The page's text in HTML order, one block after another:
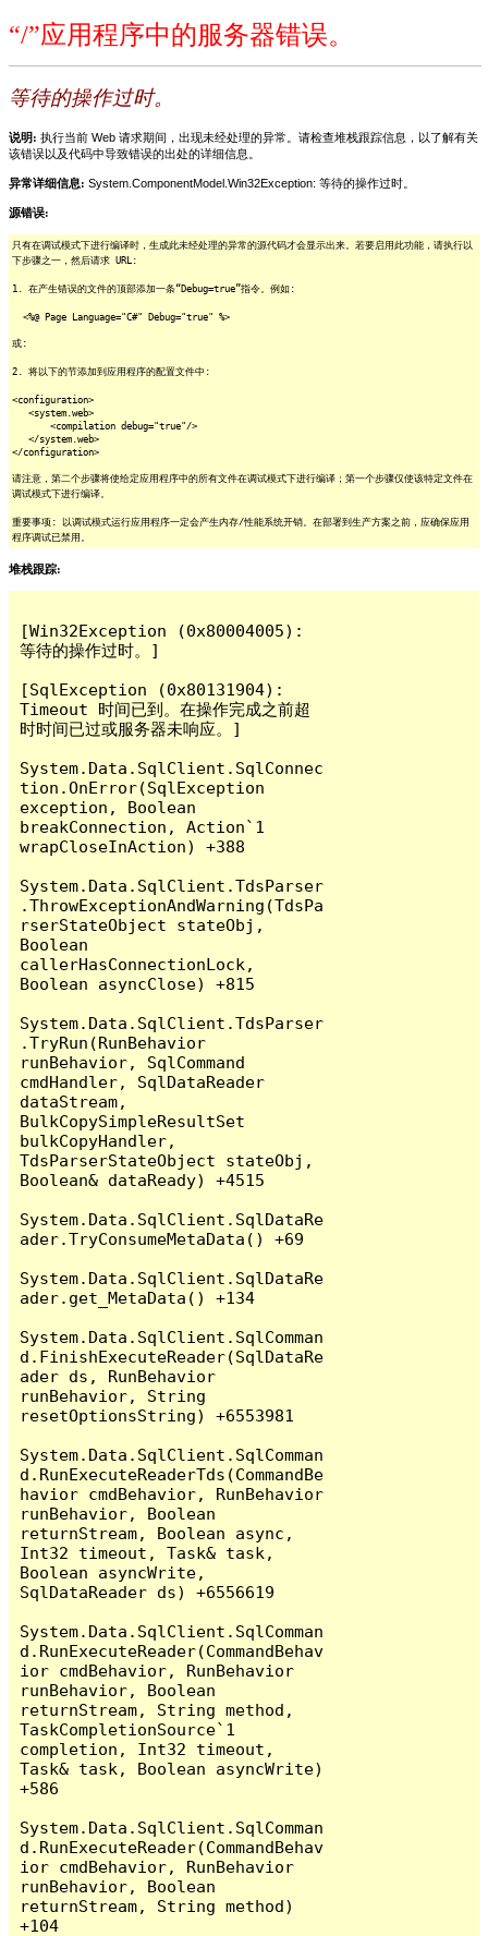
“/”应用程序中的服务器错误。
等待的操作过时。
说明: 执行当前 Web 请求期间，出现未经处理的异常。请检查堆栈跟踪信息，以了解有关
该错误以及代码中导致错误的出处的详细信息。
异常详细信息: System.ComponentModel.Win32Exception: 等待的操作过时。
源错误:
只有在调试模式下进行编译时，生成此未经处理的异常的源代码才会显示出来。若要启用此功能，请执行以
下步骤之一，然后请求 URL:
1. 在产生错误的文件的顶部添加一条“Debug=true”指令。例如:
<%@ Page Language="C#" Debug="true" %>
或:
2. 将以下的节添加到应用程序的配置文件中:
<configuration>
<system.web>
<compilation debug="true"/>
</system.web>
</configuration>
请注意，第二个步骤将使给定应用程序中的所有文件在调试模式下进行编译；第一个步骤仅使该特定文件在
调试模式下进行编译。
重要事项: 以调试模式运行应用程序一定会产生内存/性能系统开销。在部署到生产方案之前，应确保应用
程序调试已禁用。
堆栈跟踪:
[Win32Exception (0x80004005):
等待的操作过时。]
[SqlException (0x80131904):
Timeout 时间已到。在操作完成之前超
时时间已过或服务器未响应。]
System.Data.SqlClient.SqlConnec
tion.OnError(SqlException
exception, Boolean
breakConnection, Action`1
wrapCloseInAction) +388
System.Data.SqlClient.TdsParser
.ThrowExceptionAndWarning(TdsPa
rserStateObject stateObj,
Boolean
callerHasConnectionLock,
Boolean asyncClose) +815
System.Data.SqlClient.TdsParser
.TryRun(RunBehavior
runBehavior, SqlCommand
cmdHandler, SqlDataReader
dataStream,
BulkCopySimpleResultSet
bulkCopyHandler,
TdsParserStateObject stateObj,
Boolean& dataReady) +4515
System.Data.SqlClient.SqlDataRe
ader.TryConsumeMetaData() +69
System.Data.SqlClient.SqlDataRe
ader.get_MetaData() +134
System.Data.SqlClient.SqlComman
d.FinishExecuteReader(SqlDataRe
ader ds, RunBehavior
runBehavior, String
resetOptionsString) +6553981
System.Data.SqlClient.SqlComman
d.RunExecuteReaderTds(CommandBe
havior cmdBehavior, RunBehavior
runBehavior, Boolean
returnStream, Boolean async,
Int32 timeout, Task& task,
Boolean asyncWrite,
SqlDataReader ds) +6556619
System.Data.SqlClient.SqlComman
d.RunExecuteReader(CommandBehav
ior cmdBehavior, RunBehavior
runBehavior, Boolean
returnStream, String method,
TaskCompletionSource`1
completion, Int32 timeout,
Task& task, Boolean asyncWrite)
+586
System.Data.SqlClient.SqlComman
d.RunExecuteReader(CommandBehav
ior cmdBehavior, RunBehavior
runBehavior, Boolean
returnStream, String method)
+104